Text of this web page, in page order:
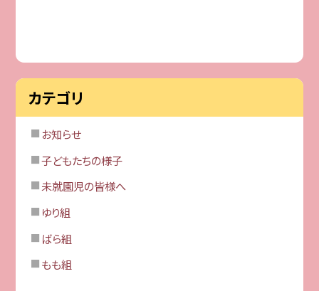
カテゴリ
お知らせ
子どもたちの様子
未就園児の皆様へ
ゆり組
ばら組
もも組